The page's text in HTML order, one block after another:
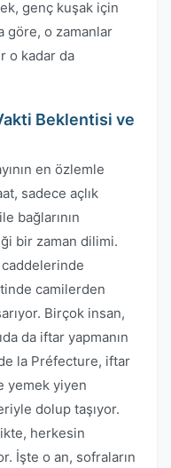
genç kuşak için
göre, o zamanlar
o kadar da
Beklentisi ve
en özlemle
sadece açlık
bağlarının
bir zaman dilimi.
camilerden
Birçok insan,
da iftar yapmanın
de la Préfecture, iftar
yemek yiyen
dolup taşıyor.
herkesin
İşte o an, sofraların